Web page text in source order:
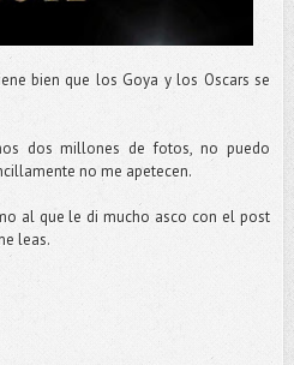
bien que los Goya y los Oscars se
dos millones de fotos, no puedo
no me apetecen.
al que le di mucho asco con el post
leas.